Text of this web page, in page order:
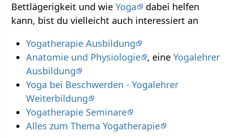
Bettlägerigkeit und wieYoga
dabei helfen
kann, bist du vielleicht auch interessiert an
Yogatherapie Ausbildung
Anatomie und Physiologie , eine Yogalehrer
Ausbildung
Yoga bei Beschwerden - Yogalehrer
Weiterbildung
Yogatherapie Seminare
Alles zum Thema Yogatherapie